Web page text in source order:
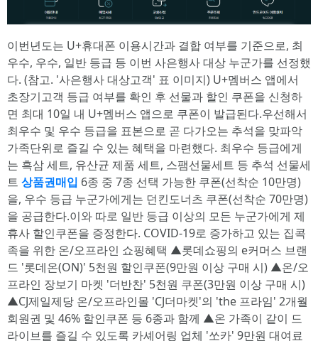
이번년도는 U+휴대폰 이용시간과 결합 여부를 기준으로, 최
우수, 우수, 일반 등급 등 이번 사은행사 대상 누군가를 선정했
다. (참고. '사은행사 대상고객' 표 이미지) U+멤버스 앱에서
초장기고객 등급 여부를 확인 후 선물과 할인 쿠폰을 신청하
면 최대 10일 내 U+멤버스 앱으로 쿠폰이 발급된다.우선해서
최우수 및 우수 등급을 표본으로 곧 다가오는 추석을 맞파악
가족단위로 즐길 수 있는 혜택을 마련했다. 최우수 등급에게
는 흑삼 세트, 유산균 제품 세트, 스팸선물세트 등 추석 선물세
트 상품권매입 6종 중 7종 선택 가능한 쿠폰(선착순 10만명)
을, 우수 등급 누군가에게는 던킨도너츠 쿠폰(선착순 70만명)
을 공급한다.이와 따로 일반 등급 이상의 모든 누군가에게 제
휴사 할인쿠폰을 증정한다. COVID-19로 증가하고 있는 집콕
족을 위한 온/오프라인 쇼핑혜택 ▲롯데쇼핑의 e커머스 브랜
드 '롯데온(ON)' 5천원 할인쿠폰(9만원 이상 구매 시) ▲온/오
프라인 장보기 마켓 '더반찬' 5천원 쿠폰(3만원 이상 구매 시)
▲CJ제일제당 온/오프라인몰 'CJ더마켓'의 'the 프라임' 2개월
회원권 및 46% 할인쿠폰 등 6종과 함께 ▲온 가족이 같이 드
라이브를 즐길 수 있도록 카셰어링 업체 '쏘카' 9만원 대여료